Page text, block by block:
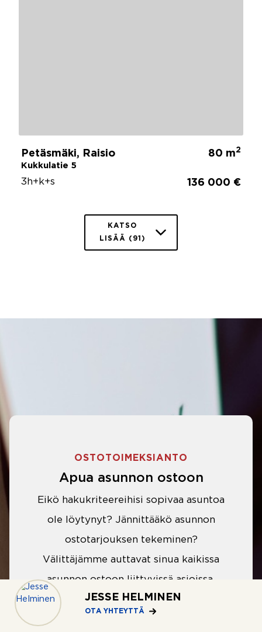
JESSE HELMINEN
OTA YHTEYTTÄ
Petäsmäki, Raisio
Kukkulatie 5
80 m2
3h+k+s 136 000 €
KATSO
LISÄÄ (91)
OSTOTOIMEKSIANTO
Apua asunnon ostoon
Eikö hakukriteereihisi sopivaa asuntoa
ole löytynyt? Jännittääkö asunnon
ostotarjouksen tekeminen?
Välittäjämme auttavat sinua kaikissa
asunnon ostoon liittyvissä asioissa.
LUE LISÄÄ